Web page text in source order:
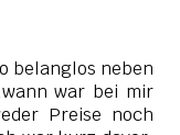
belanglos neben
war bei mir
Preise noch